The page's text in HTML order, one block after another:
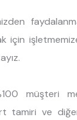
için
müşteri
tamiri ve